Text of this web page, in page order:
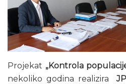
Projekat „Kontrola
nekoliko godina realizira